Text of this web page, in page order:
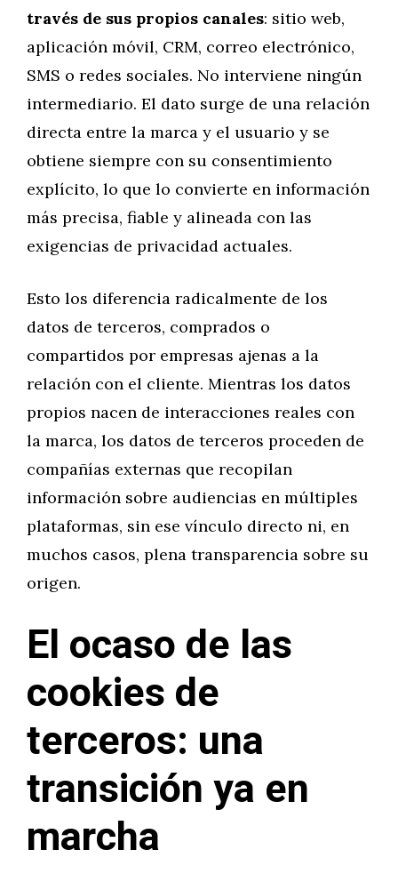
través de sus propios canales: sitio web,
aplicación móvil, CRM, correo electrónico,
SMS o redes sociales. No interviene ningún
intermediario. El dato surge de una relación
directa entre la marca y el usuario y se
obtiene siempre con su consentimiento
explícito, lo que lo convierte en información
más precisa, fiable y alineada con las
exigencias de privacidad actuales.
Esto los diferencia radicalmente de los
datos de terceros, comprados o
compartidos por empresas ajenas a la
relación con el cliente. Mientras los datos
propios nacen de interacciones reales con
la marca, los datos de terceros proceden de
compañías externas que recopilan
información sobre audiencias en múltiples
plataformas, sin ese vínculo directo ni, en
muchos casos, plena transparencia sobre su
origen.
El ocaso de las
cookies de
terceros: una
transición ya en
marcha